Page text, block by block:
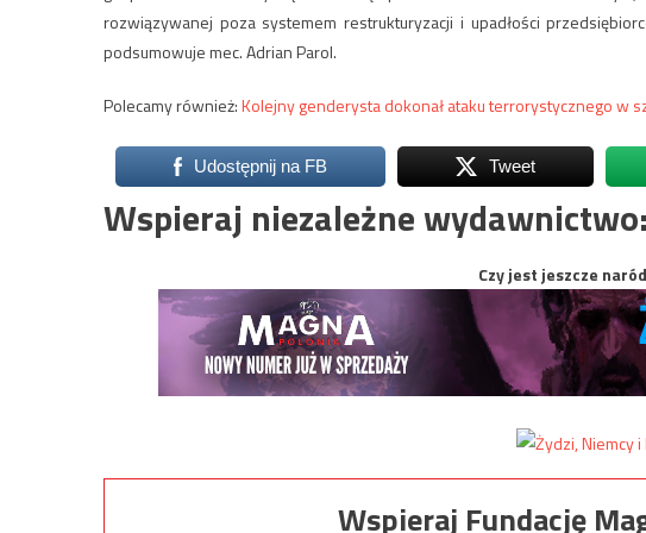
rozwiązywanej poza systemem restrukturyzacji i upadłości
podsumowuje mec. Adrian Parol.
Polecamy również:Kolejny genderysta dokonał ataku terrorystycznego w
Udostępnij na FB Tweet
Wspieraj niezależne wydawnictwo:
Czy jest jeszcze
Wspieraj Fundację